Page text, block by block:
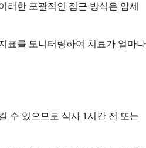
러한 포괄적인 접근 방식은 암세
표를 모니터링하여 치료가 얼마나
수 있으므로 식사 1시간 전 또는